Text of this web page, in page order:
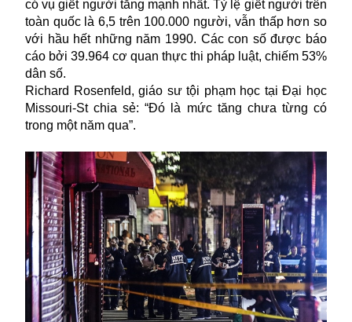
có vụ giết người tăng mạnh nhất. Tỷ lệ giết ngườitrên
toàn quốc là 6,5 trên 100.000 người, vẫn thấp hơn so
với hầu hết những năm 1990. Các con số được báo
cáo bởi 39.964 cơ quan thực thi pháp luật, chiếm 53%
dân số.
Richard Rosenfeld, giáo sư tội phạm học tại Đại học
Missouri-St chia sẻ: “Đó là mức tăng chưa từng có
trong một năm qua”.